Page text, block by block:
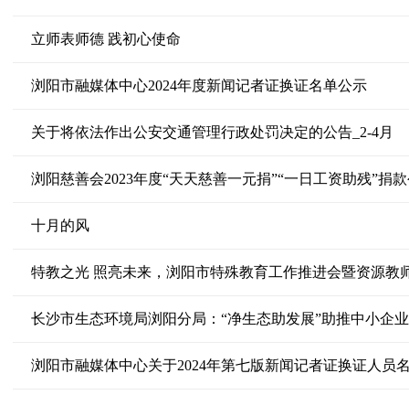
立师表师德 践初心使命
浏阳市融媒体中心2024年度新闻记者证换证名单公示
关于将依法作出公安交通管理行政处罚决定的公告_2-4月
浏阳慈善会2023年度“天天慈善一元捐”“一日工资助残”捐
十月的风
特教之光 照亮未来，浏阳市特殊教育工作推进会暨资源教
长沙市生态环境局浏阳分局：“净生态助发展”助推中小企
浏阳市融媒体中心关于2024年第七版新闻记者证换证人员